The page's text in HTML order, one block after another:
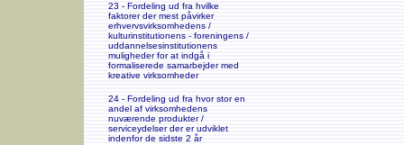
23 - Fordeling ud fra hvilke
faktorer der mest påvirker
erhvervsvirksomhedens /
kulturinstitutionens - foreningens /
uddannelsesinstitutionens
muligheder for at indgå i
formaliserede samarbejder med
kreative virksomheder
24 - Fordeling ud fra hvor stor en
andel af virksomhedens
nuværende produkter /
serviceydelser der er udviklet
indenfor de sidste 2 år